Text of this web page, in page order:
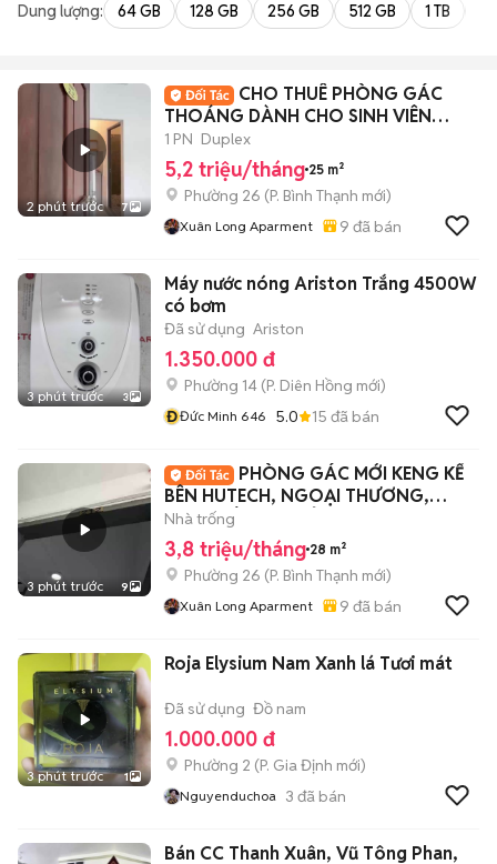
Dung lượng: 64 GB 128 GB 256 GB 512 GB 1 TB
2 phút trước 7
CHO THUÊ PHÒNG GÁC
THOÁNG DÀNH CHO SINH VIÊN
HUTECH, GTVT, FTU
1 PN Duplex
5,2 triệu/tháng 25 m²
Phường 26 (P. Bình Thạnh mới)
Xuân Long Aparment 9 đã bán
3 phút trước 3
Máy nước nóng Ariston Trắng 4500W
có bơm
Đã sử dụng Ariston
1.350.000 đ
Phường 14 (P. Diên Hồng mới)
ĐĐức Minh 646 5.0 15 đã bán
3 phút trước 9
PHÒNG GÁC MỚI KENG KẾ
BÊN HUTECH, NGOẠI THƯƠNG,
GTVT SIÊU HẠT DẺ
Nhà trống
3,8 triệu/tháng 28 m²
Phường 26 (P. Bình Thạnh mới)
Xuân Long Aparment 9 đã bán
3 phút trước 1
Roja Elysium Nam Xanh lá Tươi mát
Đã sử dụng Đồ nam
1.000.000 đ
Phường 2 (P. Gia Định mới)
Nguyenduchoa 3 đã bán
Bán CC Thanh Xuân, Vũ Tông Phan,